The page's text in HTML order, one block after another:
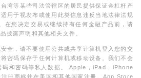
湾等某些司法管辖区的居民提供保证金杠杆产
用于视发布或使用此类信息违反当地法律法规
在您决定交易或继续持有任何金融产品前，请
披露声明和其他相关文件。
全，请不要使用公共或共享计算机登入您的交
密码保存于任何计算机或移动设备。我们不会
码和密码等私人数据。 Apple，iPad，iPhone
册商标并在美国和其他国家注册。App Store